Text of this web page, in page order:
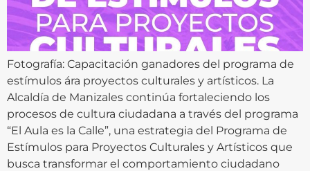
Fotografía: Capacitación ganadores del programa de
estímulos ára proyectos culturales y artísticos. La
Alcaldía de Manizales continúa fortaleciendo los
procesos de cultura ciudadana a través del programa
“El Aula es la Calle”, una estrategia del Programa de
Estímulos para Proyectos Culturales y Artísticos que
busca transformar el comportamiento ciudadano